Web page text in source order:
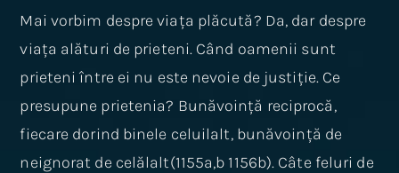
Mai vorbim despre viața plăcută? Da, dar despre
viața alături de prieteni. Când oamenii sunt
prieteni între ei nu este nevoie de justiție. Ce
presupune prietenia? Bunăvoință reciprocă,
fiecare dorind binele celuilalt, bunăvoință de
neignorat de celălalt(1155a,b 1156b). Câte feluri de